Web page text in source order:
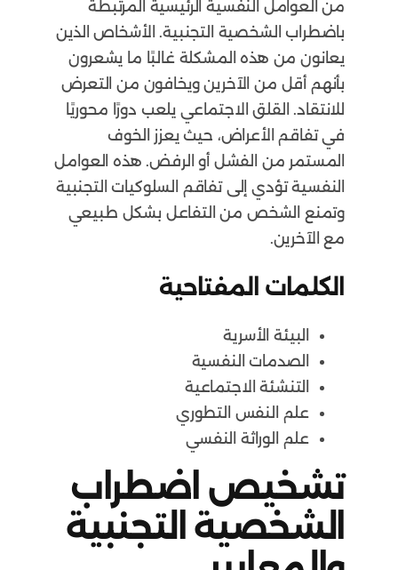
من العوامل النفسية الرئيسية المرتبطة
باضطراب الشخصية التجنبية. الأشخاص الذين
يعانون من هذه المشكلة غالبًا ما يشعرون
بأنهم أقل من الآخرين ويخافون من التعرض
للانتقاد. القلق الاجتماعي يلعب دورًا محوريًا
في تفاقم الأعراض، حيث يعزز الخوف
المستمر من الفشل أو الرفض. هذه العوامل
النفسية تؤدي إلى تفاقم السلوكيات التجنبية
وتمنع الشخص من التفاعل بشكل طبيعي
مع الآخرين.
الكلمات المفتاحية
البيئة الأسرية
الصدمات النفسية
التنشئة الاجتماعية
علم النفس التطوري
علم الوراثة النفسي
تشخيص اضطراب
الشخصية التجنبية